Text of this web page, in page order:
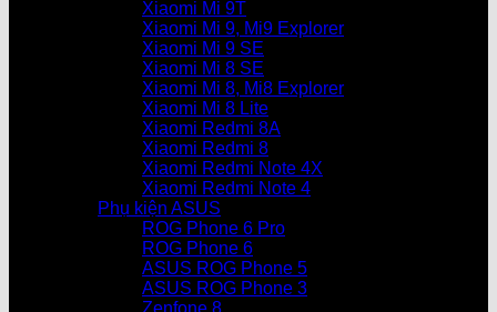
Xiaomi Mi 9T
Xiaomi Mi 9, Mi9 Explorer
Xiaomi Mi 9 SE
Xiaomi Mi 8 SE
Xiaomi Mi 8, Mi8 Explorer
Xiaomi Mi 8 Lite
Xiaomi Redmi 8A
Xiaomi Redmi 8
Xiaomi Redmi Note 4X
Xiaomi Redmi Note 4
Phụ kiện ASUS
ROG Phone 6 Pro
ROG Phone 6
ASUS ROG Phone 5
ASUS ROG Phone 3
Zenfone 8